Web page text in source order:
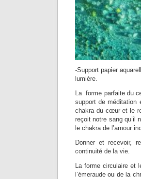
-Support papier
lumière.
La forme parfaite du
support de méditation
chakra du cœur et le
reçoit notre sang qu’il
le chakra de l’amour
Donner et recevoir,
continuité de la vie.
La forme circulaire et
l’émeraude ou de la